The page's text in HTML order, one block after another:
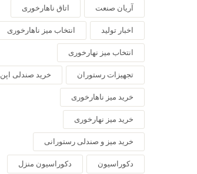
آریان صنعت اتاق ناهارخوری
اخبار تولید انتخاب میز ناهارخوری
انتخاب میز نهارخوری
تجهیزات رستوران خرید صندلی اپن
خرید میز ناهارخوری
خرید میز نهارخوری
خرید میز و صندلی رستورانی
دکوراسیون دکوراسیون منزل